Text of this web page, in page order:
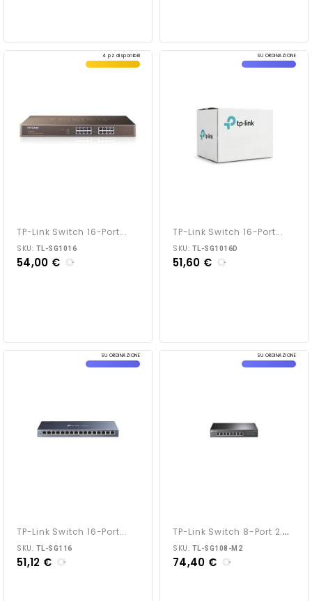
4 pz disponibili
TP-Link Switch 16-Port...
SKU: TL-SG1016
54,00 €
SU ORDINAZIONE
TP-Link Switch 16-Port...
SKU: TL-SG1016D
51,60 €
SU ORDINAZIONE
TP-Link Switch 16-Port...
SKU: TL-SG116
51,12 €
SU ORDINAZIONE
T
P-Link Switch 8-Port 2.5G...
SKU: TL-SG108-M2
74,40 €